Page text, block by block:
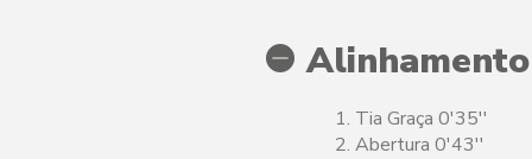
Alinhamento
Tia Graça 0'35''
Abertura 0'43''